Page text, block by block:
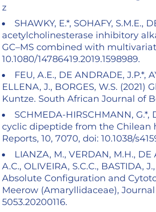
z
SHAWKY, E.*, SOHAFY, S.M.E.,
acetylcholinesterase inhibitory
GC–MS combined with
10.1080/14786419.2019.1598989.
FEU, A.E., DE ANDRADE, J.P.*,
ELLENA, J., BORGES, W.S.
Kuntze. South African Journal of
SCHMEDA-HIRSCHMANN, G.*,
cyclic dipeptide from the Chilean
Reports, 10, 7070, doi: 10.1038/
LIANZA, M., VERDAN, M.H., DE
A.C., OLIVEIRA, S.C.C., BASTIDA,
Absolute Configuration and
Meerow (Amaryllidaceae), Journal
5053.20200116.